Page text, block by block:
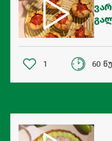
1 60